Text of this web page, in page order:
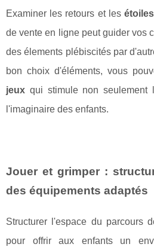
Examiner les retours et les étoiles
de vente en ligne peut guider vos
des élements plébiscités par
bon choix d'éléments, vous
jeux qui stimule non seulement
l'imaginaire des enfants.
Jouer et grimper :
des équipements adaptés
Structurer l'espace du parcours
pour offrir aux enfants un